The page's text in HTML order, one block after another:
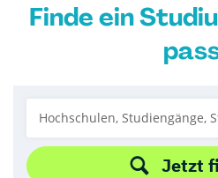
Finde ein
Jetzt